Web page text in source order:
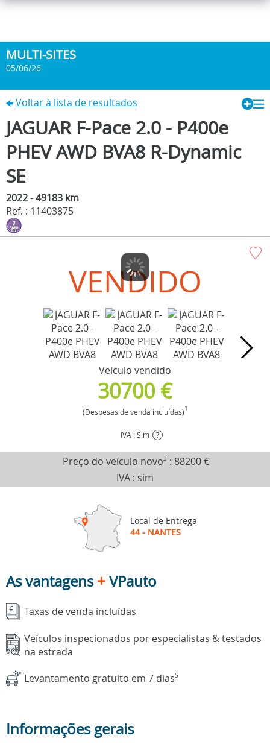
MULTI-SITES
05/06/26
Voltar à lista de resultados
JAGUAR F-Pace 2.0 - P400e
PHEV AWD BVA8 R-Dynamic
SE
2022 - 49183 km
Ref. : 11403875
VENDIDO
Veículo vendido
30700 €
(Despesas de venda incluídas)1
IVA : Sim ?
Preço do veículo novo3 : 88200 €
IVA : sim
Local de Entrega
44 - NANTES
As vantagens+VPauto
Taxas de venda incluídas
Veículos inspecionados por especialistas & testados
na estrada
Levantamento gratuito em 7 dias5
Informações gerais